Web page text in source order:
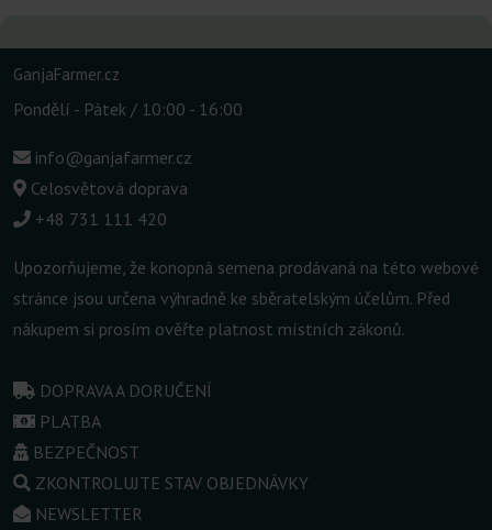
GanjaFarmer.cz
Pondělí - Pátek / 10:00 - 16:00
info@ganjafarmer.cz
Celosvětová doprava
+48 731 111 420
Upozorňujeme, že konopná semena prodávaná na této webové
stránce jsou určena výhradně ke sběratelským účelům. Před
nákupem si prosím ověřte platnost místních zákonů.
DOPRAVA A DORUČENÍ
PLATBA
BEZPEČNOST
ZKONTROLUJTE STAV OBJEDNÁVKY
NEWSLETTER